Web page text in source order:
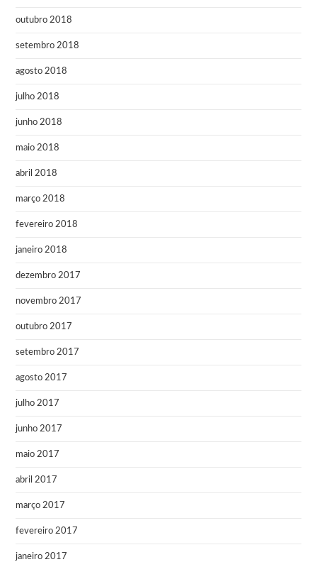
outubro 2018
setembro 2018
agosto 2018
julho 2018
junho 2018
maio 2018
abril 2018
março 2018
fevereiro 2018
janeiro 2018
dezembro 2017
novembro 2017
outubro 2017
setembro 2017
agosto 2017
julho 2017
junho 2017
maio 2017
abril 2017
março 2017
fevereiro 2017
janeiro 2017